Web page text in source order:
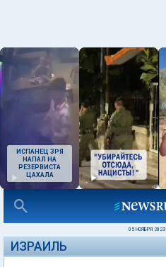
ИСПАНЕЦ ЗРЯ
НАПАЛ НА
РЕЗЕРВИСТА
ЦАХАЛА
05 НОЯБРЯ 2023
ИЗРАИЛЬ